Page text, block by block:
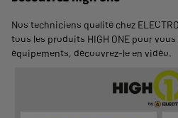
Nos techniciens qualité chez
tous les produits HIGH ONE pour
équipements, découvrez-le en vidéo.